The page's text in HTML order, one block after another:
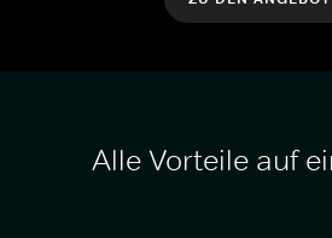
Alle Vorteile auf